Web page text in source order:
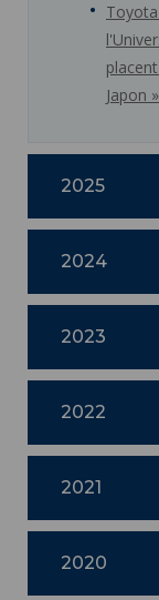
Japon
2025
2024
2023
2022
2021
2020